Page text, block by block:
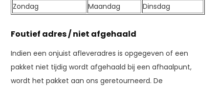
Zondag
Maandag Dinsdag
Foutief adres / niet afgehaald
Indien een onjuist afleveradres is opgegeven of een
pakket niet tijdig wordt afgehaald bij een afhaalpunt,
wordt het pakket aan ons geretourneerd. De